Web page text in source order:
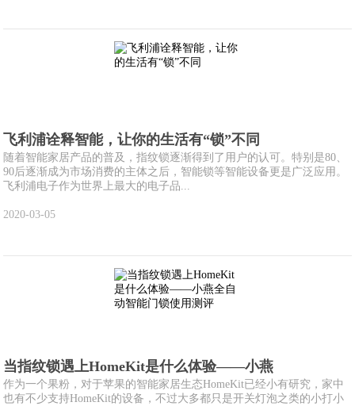
飞利浦诠释智能，让你的生活有“锁”不同
随着智能家居产品的普及，指纹锁逐渐得到了用户的认可。特别是80、
90后逐渐成为市场消费的主体之后，智能锁等智能设备更是广泛应用。
飞利浦电子作为世界上最大的电子品...
2020-03-05
当指纹锁遇上HomeKit是什么体验——小燕
作为一个果粉，对于苹果的智能家居生态HomeKit已经小有研究，家中
也有不少支持HomeKit的设备，不过大多都只是开关灯泡之类的小打小